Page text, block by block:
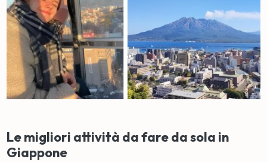
Le migliori attività da fare da sola in
Giappone